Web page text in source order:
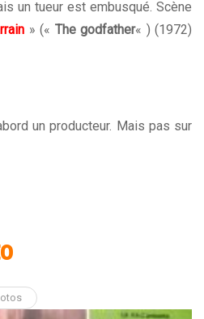
un tueur est embusqué. Scène
» (« The godfather« ) (1972)
un producteur. Mais pas sur